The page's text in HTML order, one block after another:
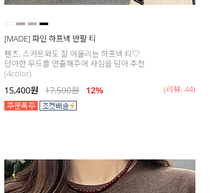
[MADE] 파인 하프넥 반팔 티
팬츠, 스커트와도 잘 어울리는 하프넥 티♡
단아한 무드를 연출해주어 사심을 담아 추천
(4color)
15,400원 17,500원 12% (리뷰: 44)